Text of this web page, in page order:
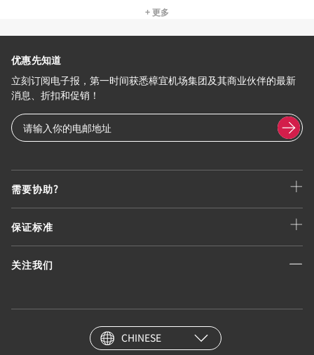
+ 更多
需要协助?
保证标准
关注我们
优惠先知道
立刻订阅电子报，第一时间获悉樟宜机场集团及其商业伙伴的最新
消息、折扣和促销！
CHINESE